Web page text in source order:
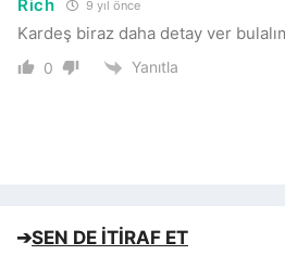
Rich 9 yıl önce
Kardeş biraz daha detay ver
0 Yanıtla
➔SEN DE İTİRAF ET